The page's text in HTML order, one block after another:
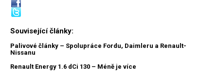
Související články:
Palivové články – Spolupráce Fordu, Daimleru a Renault-
Nissanu
Renault Energy 1.6 dCi 130 – Méně je více